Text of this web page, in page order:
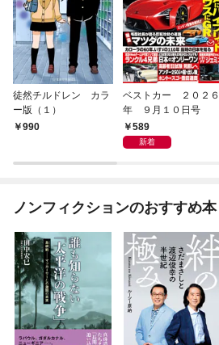
徒然チルドレン カラ
ー版（１）
990
ベストカー ２０２６
年 ９月１０日号
589
新着
ノンフィクションのおすすめ本